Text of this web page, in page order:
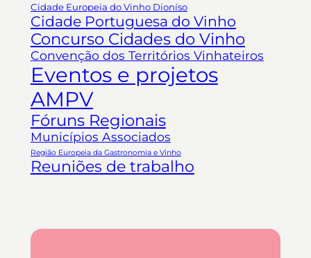
Cidade Europeia do Vinho Dioníso
Cidade Portuguesa do Vinho
Concurso Cidades do Vinho
Convenção dos Territórios Vinhateiros
Eventos e projetos
AMPV
Fóruns Regionais
Municípios Associados
Região Europeia da Gastronomia e Vinho
Reuniões de trabalho